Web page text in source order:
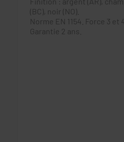
(BC), noir (NO).
Norme EN 1154. Force 3 et 4.
Garantie 2 ans.